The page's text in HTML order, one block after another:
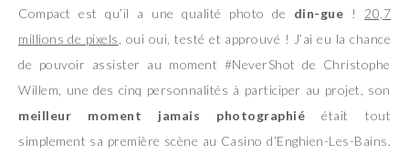
Compact est qu’il a une qualité photo de din-gue ! 20,7
millions de pixels , oui oui, testé et approuvé ! J’ai eu la chance
de pouvoir assister au moment #NeverShot de Christophe
Willem, une des cinq personnalités à participer au projet, son
meilleur moment jamais photographié était tout
simplement sa première scène au Casino d’Enghien-Les-Bains.